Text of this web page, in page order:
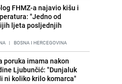
FHMZ-a najavio kišu i
"Jedno od
ljeta posljednjih
| BOSNA I HERCEGOVINA
poruka imama nakon
Ljubunčić: "Dunjaluk
ni koliko krilo komarca"